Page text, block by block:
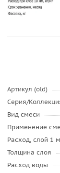
Артикул (old)
Серия/
Вид смеси
Применение
Расход, слой 1
Толщина слоя
Расход воды